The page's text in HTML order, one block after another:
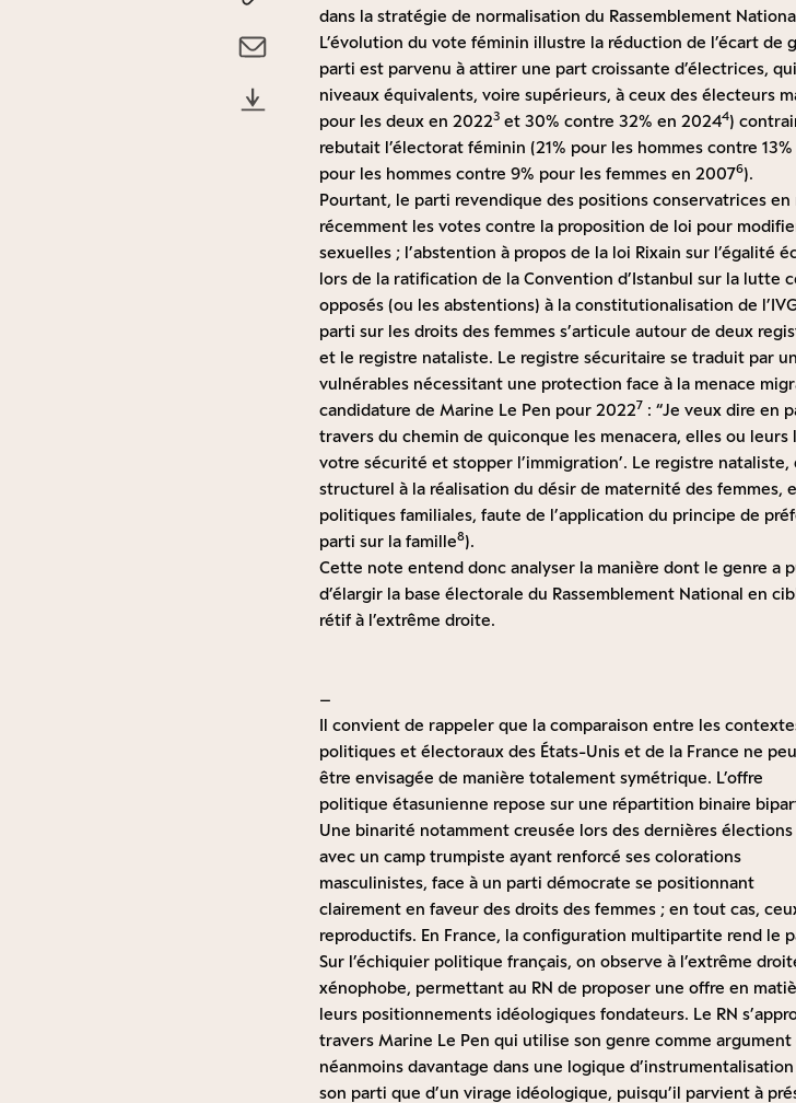
dans la stratégie de normalisation du Rassemblement
L’évolution du vote féminin illustre la réduction de l’écart de
parti est parvenu à attirer une part croissante d’électrices,
niveaux équivalents, voire supérieurs, à ceux des électeurs
pour les deux en 20223 et 30% contre 32% en 20244)
rebutait l’électorat féminin (21% pour les hommes contre
pour les hommes contre 9% pour les femmes en 20076).
Pourtant, le parti revendique des positions conservatrices
récemment les votes contre la proposition de loi pour
sexuelles ; l’abstention à propos de la loi Rixain sur l’égalité
lors de la ratification de la Convention d’Istanbul sur la lutte
opposés (ou les abstentions) à la constitutionalisation de
parti sur les droits des femmes s’articule autour de deux
et le registre nataliste. Le registre sécuritaire se traduit par
vulnérables nécessitant une protection face à la menace
candidature de Marine Le Pen pour 20227 : “Je veux dire en
travers du chemin de quiconque les menacera, elles ou
votre sécurité et stopper l’immigration’. Le registre
structurel à la réalisation du désir de maternité des femmes,
politiques familiales, faute de l’application du principe de
parti sur la famille8).
Cette note entend donc analyser la manière dont le genre a
d’élargir la base électorale du Rassemblement National en
rétif à l’extrême droite.
–
Il convient de rappeler que la comparaison entre les
politiques et électoraux des États-Unis et de la France ne
être envisagée de manière totalement symétrique. L’offre
politique étasunienne repose sur une répartition binaire
Une binarité notamment creusée lors des dernières élections
avec un camp trumpiste ayant renforcé ses colorations
masculinistes, face à un parti démocrate se positionnant
clairement en faveur des droits des femmes ; en tout cas,
reproductifs. En France, la configuration multipartite rend le
Sur l’échiquier politique français, on observe à l’extrême
xénophobe, permettant au RN de proposer une offre en
leurs positionnements idéologiques fondateurs. Le RN
travers Marine Le Pen qui utilise son genre comme
néanmoins davantage dans une logique
son parti que d’un virage idéologique, puisqu’il parvient à